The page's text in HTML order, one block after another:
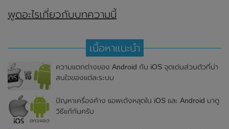
พูดอะไรเกี่ยวกับบทความนี้
เนื้อหาแนะนำ
ความแตกต่างของ Android กับ iOS จุดเด่นส่วนตัวที่น่า
สนใจของแต่ละระบบ
ปัญหาเครื่องค้าง แอพเด้งหลุดใน iOS และ Android มาดู
วิธีแก้กันครับ